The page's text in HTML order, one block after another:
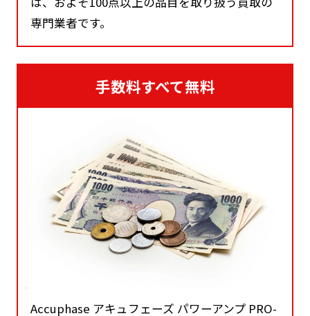
専門業者です。
手数料すべて無料
Accuphase アキュフェーズ パワーアンプ PRO-